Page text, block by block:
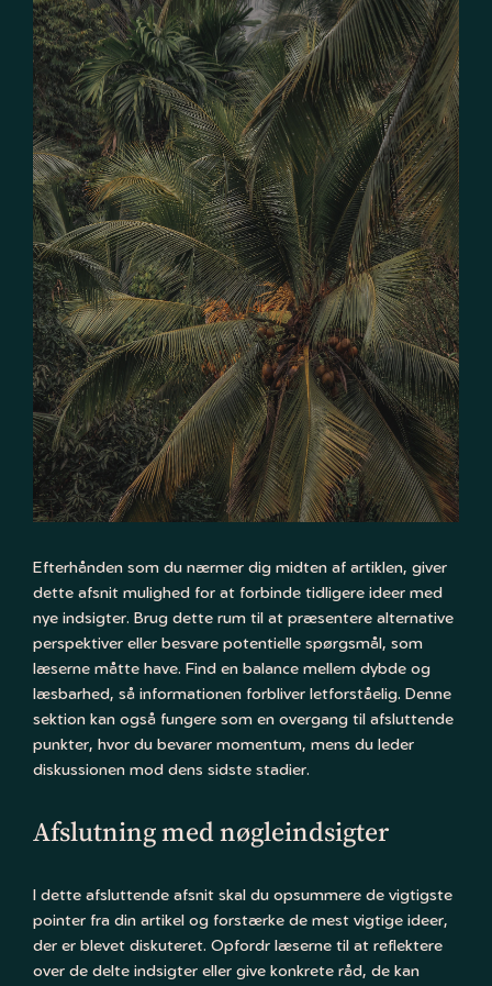
Efterhånden som du nærmer dig midten af artiklen, giver
dette afsnit mulighed for at forbinde tidligere ideer med
nye indsigter. Brug dette rum til at præsentere alternative
perspektiver eller besvare potentielle spørgsmål, som
læserne måtte have. Find en balance mellem dybde og
læsbarhed, så informationen forbliver letforståelig. Denne
sektion kan også fungere som en overgang til afsluttende
punkter, hvor du bevarer momentum, mens du leder
diskussionen mod dens sidste stadier.
Afslutning med nøgleindsigter
I dette afsluttende afsnit skal du opsummere de vigtigste
pointer fra din artikel og forstærke de mest vigtige ideer,
der er blevet diskuteret. Opfordr læserne til at reflektere
over de delte indsigter eller give konkrete råd, de kan